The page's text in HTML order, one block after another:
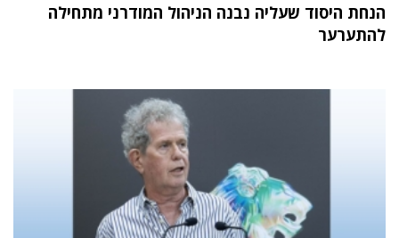
הנחת היסוד שעליה נבנה הניהול המודרני מתחילה
להתערער